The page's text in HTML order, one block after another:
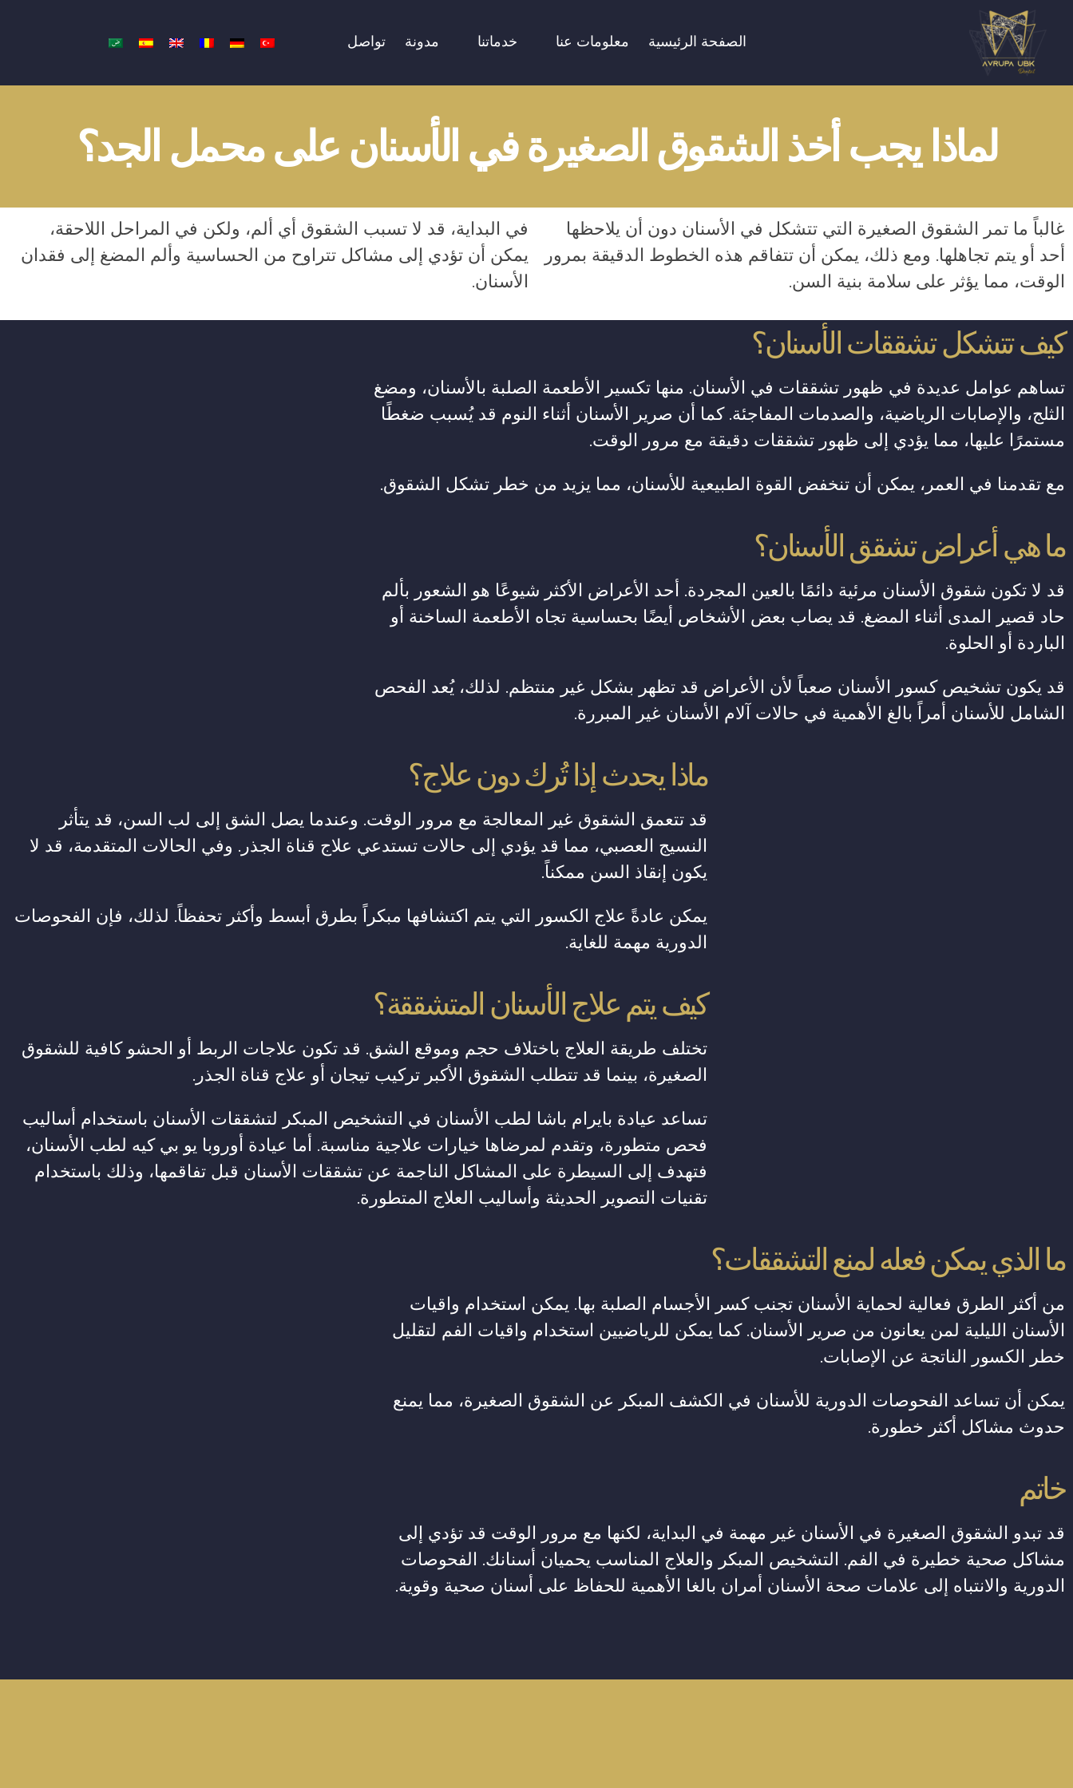
Avrupa UBK Dental Bayrampaşa
الصفحة الرئيسية معلومات عنا خدماتنا مدونة تواصل
لماذا يجب أخذ الشقوق الصغيرة في الأسنان على محمل الجد؟
غالباً ما تمر الشقوق الصغيرة التي تتشكل في الأسنان دون أن يلاحظها
أحد أو يتم تجاهلها. ومع ذلك، يمكن أن تتفاقم هذه الخطوط الدقيقة بمرور
الوقت، مما يؤثر على سلامة بنية السن.
في البداية، قد لا تسبب الشقوق أي ألم، ولكن في المراحل اللاحقة،
يمكن أن تؤدي إلى مشاكل تتراوح من الحساسية وألم المضغ إلى فقدان
الأسنان.
كيف تتشكل تشققات الأسنان؟
تساهم عوامل عديدة في ظهور تشققات في الأسنان. منها تكسير الأطعمة الصلبة بالأسنان، ومضغ
الثلج، والإصابات الرياضية، والصدمات المفاجئة. كما أن صرير الأسنان أثناء النوم قد يُسبب ضغطًا
مستمرًا عليها، مما يؤدي إلى ظهور تشققات دقيقة مع مرور الوقت.
مع تقدمنا ​​في العمر، يمكن أن تنخفض القوة الطبيعية للأسنان، مما يزيد من خطر تشكل الشقوق.
ما هي أعراض تشقق الأسنان؟
قد لا تكون شقوق الأسنان مرئية دائمًا بالعين المجردة. أحد الأعراض الأكثر شيوعًا هو الشعور بألم
حاد قصير المدى أثناء المضغ. قد يصاب بعض الأشخاص أيضًا بحساسية تجاه الأطعمة الساخنة أو
الباردة أو الحلوة.
قد يكون تشخيص كسور الأسنان صعباً لأن الأعراض قد تظهر بشكل غير منتظم. لذلك، يُعد الفحص
الشامل للأسنان أمراً بالغ الأهمية في حالات آلام الأسنان غير المبررة.
ماذا يحدث إذا تُرك دون علاج؟
قد تتعمق الشقوق غير المعالجة مع مرور الوقت. وعندما يصل الشق إلى لب السن، قد يتأثر
النسيج العصبي، مما قد يؤدي إلى حالات تستدعي علاج قناة الجذر. وفي الحالات المتقدمة، قد لا
يكون إنقاذ السن ممكناً.
يمكن عادةً علاج الكسور التي يتم اكتشافها مبكراً بطرق أبسط وأكثر تحفظاً. لذلك، فإن الفحوصات
الدورية مهمة للغاية.
كيف يتم علاج الأسنان المتشققة؟
تختلف طريقة العلاج باختلاف حجم وموقع الشق. قد تكون علاجات الربط أو الحشو كافية للشقوق
الصغيرة، بينما قد تتطلب الشقوق الأكبر تركيب تيجان أو علاج قناة الجذر.
تساعد عيادة بايرام باشا لطب الأسنان في التشخيص المبكر لتشققات الأسنان باستخدام أساليب
فحص متطورة، وتقدم لمرضاها خيارات علاجية مناسبة. أما عيادة أوروبا يو بي كيه لطب الأسنان،
فتهدف إلى السيطرة على المشاكل الناجمة عن تشققات الأسنان قبل تفاقمها، وذلك باستخدام
تقنيات التصوير الحديثة وأساليب العلاج المتطورة.
ما الذي يمكن فعله لمنع التشققات؟
من أكثر الطرق فعالية لحماية الأسنان تجنب كسر الأجسام الصلبة بها. يمكن استخدام واقيات
الأسنان الليلية لمن يعانون من صرير الأسنان. كما يمكن للرياضيين استخدام واقيات الفم لتقليل
خطر الكسور الناتجة عن الإصابات.
يمكن أن تساعد الفحوصات الدورية للأسنان في الكشف المبكر عن الشقوق الصغيرة، مما يمنع
حدوث مشاكل أكثر خطورة.
خاتم
قد تبدو الشقوق الصغيرة في الأسنان غير مهمة في البداية، لكنها مع مرور الوقت قد تؤدي إلى
مشاكل صحية خطيرة في الفم. التشخيص المبكر والعلاج المناسب يحميان أسنانك. الفحوصات
الدورية والانتباه إلى علامات صحة الأسنان أمران بالغا الأهمية للحفاظ على أسنان صحية وقوية.